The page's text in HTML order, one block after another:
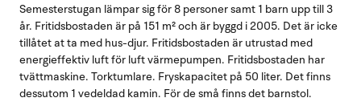
Semesterstugan lämpar sig för 8 personer samt 1 barn upp till 3
år. Fritidsbostaden är på 151 m² och är byggd i 2005. Det är icke
tillåtet at ta med hus-djur. Fritidsbostaden är utrustad med
energieffektiv luft för luft värmepumpen. Fritidsbostaden har
tvättmaskine. Torktumlare. Fryskapacitet på 50 liter. Det finns
dessutom 1 vedeldad kamin. För de små finns det barnstol.